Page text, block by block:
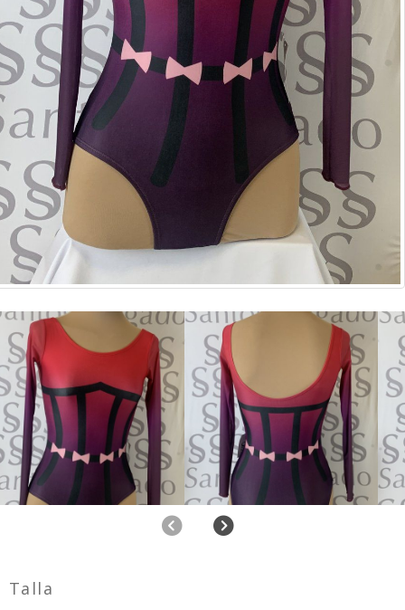
AnteriorSiguiente
Talla